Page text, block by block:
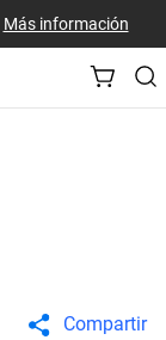
Más información
Compartir